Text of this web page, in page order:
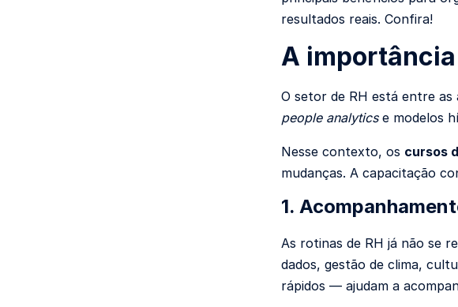
resultados reais. Confira!
A
O setor de RH está entre as
people analyticse modelos
Nesse contexto, os cursos
mudanças. A capacitação
1.
As rotinas de RH já não se
dados, gestão de clima,
rápidos — ajudam a